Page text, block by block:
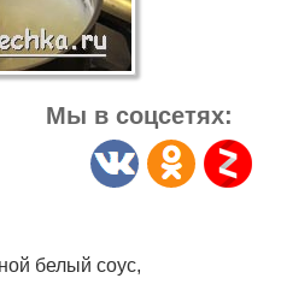
Мы в соцсетях:
белый соус,